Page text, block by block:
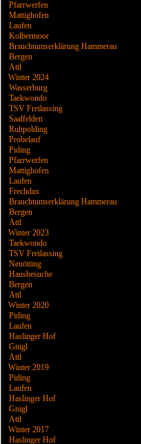
Pfarrwerfen
Mattighofen
Laufen
Kolbermoor
Brauchtumserklärung Hammerau
Bergen
Attl
Winter 2024
Wasserburg
Taekwondo
TSV Freilassing
Saalfelden
Ruhpolding
Probelauf
Piding
Pfarrwerfen
Mattighofen
Laufen
Frechdax
Brauchtumserklärung Hammerau
Bergen
Attl
Winter 2023
Taekwondo
TSV Freilassing
Neuötting
Hausbesuche
Bergen
Attl
Winter 2020
Piding
Laufen
Haslinger Hof
Gnigl
Attl
Winter 2019
Piding
Laufen
Haslinger Hof
Gnigl
Attl
Winter 2017
Haslinger Hof